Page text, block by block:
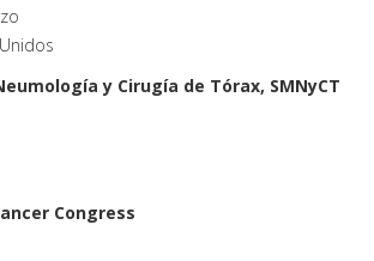
y Cirugía de Tórax, SMNyCT
Congress